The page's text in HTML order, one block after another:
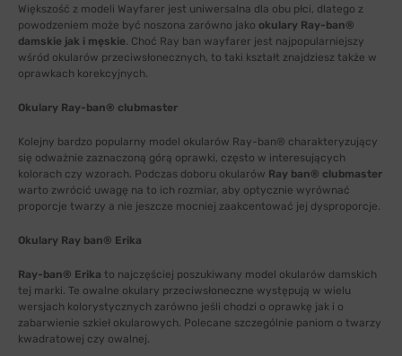
Większość z modeli Wayfarer jest uniwersalna dla obu płci, dlatego z
powodzeniem może być noszona zarówno jako okulary Ray-ban®
damskie jak i męskie. Choć Ray ban wayfarer jest najpopularniejszy
wśród okularów przeciwsłonecznych, to taki kształt znajdziesz także w
oprawkach korekcyjnych.
Okulary Ray-ban® clubmaster
Kolejny bardzo popularny model okularów Ray-ban® charakteryzujący
się odważnie zaznaczoną górą oprawki, często w interesujących
kolorach czy wzorach. Podczas doboru okularów Ray ban® clubmaster
warto zwrócić uwagę na to ich rozmiar, aby optycznie wyrównać
proporcje twarzy a nie jeszcze mocniej zaakcentować jej dysproporcje.
Okulary Ray ban® Erika
Ray-ban® Erika to najczęściej poszukiwany model okularów damskich
tej marki. Te owalne okulary przeciwsłoneczne występują w wielu
wersjach kolorystycznych zarówno jeśli chodzi o oprawkę jak i o
zabarwienie szkieł okularowych. Polecane szczególnie paniom o twarzy
kwadratowej czy owalnej.